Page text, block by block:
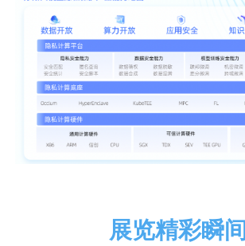
展览精彩瞬间